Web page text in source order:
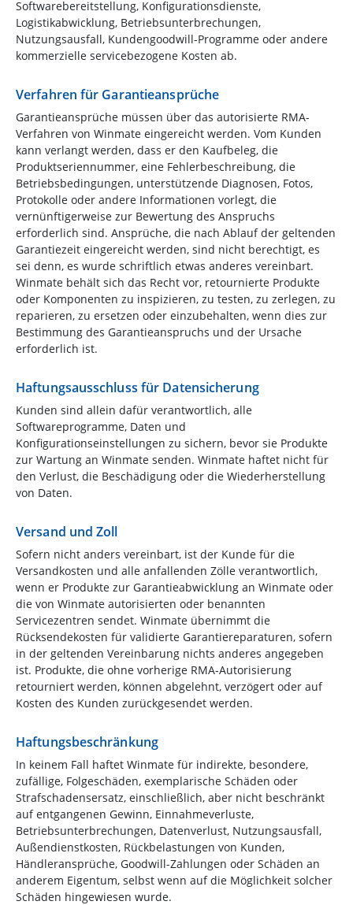
Softwarebereitstellung, Konfigurationsdienste,
Logistikabwicklung, Betriebsunterbrechungen,
Nutzungsausfall, Kundengoodwill-Programme oder andere
kommerzielle servicebezogene Kosten ab.
Verfahren für Garantieansprüche
Garantieansprüche müssen über das autorisierte RMA-
Verfahren von Winmate eingereicht werden. Vom Kunden
kann verlangt werden, dass er den Kaufbeleg, die
Produktseriennummer, eine Fehlerbeschreibung, die
Betriebsbedingungen, unterstützende Diagnosen, Fotos,
Protokolle oder andere Informationen vorlegt, die
vernünftigerweise zur Bewertung des Anspruchs
erforderlich sind. Ansprüche, die nach Ablauf der geltenden
Garantiezeit eingereicht werden, sind nicht berechtigt, es
sei denn, es wurde schriftlich etwas anderes vereinbart.
Winmate behält sich das Recht vor, retournierte Produkte
oder Komponenten zu inspizieren, zu testen, zu zerlegen, zu
reparieren, zu ersetzen oder einzubehalten, wenn dies zur
Bestimmung des Garantieanspruchs und der Ursache
erforderlich ist.
Haftungsausschluss für Datensicherung
Kunden sind allein dafür verantwortlich, alle
Softwareprogramme, Daten und
Konfigurationseinstellungen zu sichern, bevor sie Produkte
zur Wartung an Winmate senden. Winmate haftet nicht für
den Verlust, die Beschädigung oder die Wiederherstellung
von Daten.
Versand und Zoll
Sofern nicht anders vereinbart, ist der Kunde für die
Versandkosten und alle anfallenden Zölle verantwortlich,
wenn er Produkte zur Garantieabwicklung an Winmate oder
die von Winmate autorisierten oder benannten
Servicezentren sendet. Winmate übernimmt die
Rücksendekosten für validierte Garantiereparaturen, sofern
in der geltenden Vereinbarung nichts anderes angegeben
ist. Produkte, die ohne vorherige RMA-Autorisierung
retourniert werden, können abgelehnt, verzögert oder auf
Kosten des Kunden zurückgesendet werden.
Haftungsbeschränkung
In keinem Fall haftet Winmate für indirekte, besondere,
zufällige, Folgeschäden, exemplarische Schäden oder
Strafschadensersatz, einschließlich, aber nicht beschränkt
auf entgangenen Gewinn, Einnahmeverluste,
Betriebsunterbrechungen, Datenverlust, Nutzungsausfall,
Außendienstkosten, Rückbelastungen von Kunden,
Händleransprüche, Goodwill-Zahlungen oder Schäden an
anderem Eigentum, selbst wenn auf die Möglichkeit solcher
Schäden hingewiesen wurde.